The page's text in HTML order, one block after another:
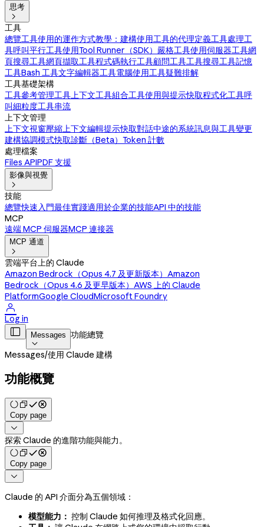
思考

工具
總覽工具使用的運作方式教學：建構使用工具的代理定義工具處理工
具呼叫平行工具使用Tool Runner（SDK） 嚴格工具使用伺服器工具網
頁搜尋工具網頁擷取工具程式碼執行工具顧問工具工具搜尋工具記憶
工具Bash 工具文字編輯器工具電腦使用工具疑難排解
工具基礎架構
工具參考管理工具上下文工具組合工具使用與提示快取程式化工具呼
叫細粒度工具串流
上下文管理
上下文視窗壓縮上下文編輯提示快取對話中途的系統訊息與工具變更
建構協調模式快取診斷（Beta） Token 計數
處理檔案
Files APIPDF 支援
影像與視覺

技能
總覽快速入門最佳實踐適用於企業的技能API 中的技能
MCP
遠端 MCP 伺服器MCP 連接器
MCP 通道

雲端平台上的 Claude
Amazon Bedrock（Opus 4.7 及更新版本） Amazon
Bedrock（Opus 4.6 及更早版本） AWS 上的 Claude
PlatformGoogle CloudMicrosoft Foundry

Log in
 Messages

功能總覽
Messages/使用 Claude 建構
功能概覽
Copy page

探索 Claude 的進階功能與能力。
Copy page

Claude 的 API 介面分為五個領域：
模型能力： 控制 Claude 如何推理及格式化回應。